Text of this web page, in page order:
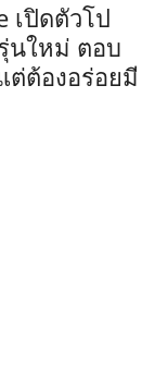
เปิดตัวโป
นใหม่ ตอบ
ต่ต้องอร่อยมี